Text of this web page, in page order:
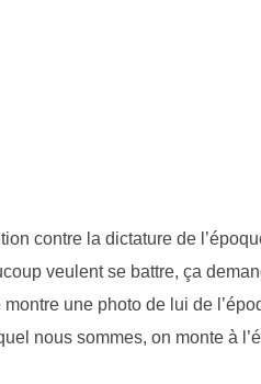
contre la dictature de
veulent se battre, ça
une photo de lui de
nous sommes, on monte à